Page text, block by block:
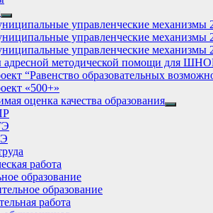
Show
sub
menu
управленческие механизмы
управленческие механизмы
управленческие механизмы
адресной методической помощи для
“Равенство образовательных
«500+»
оценка качества образования
Show
работа
образование
образование
работа